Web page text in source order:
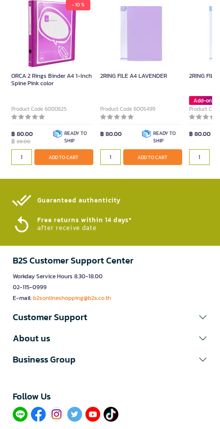
- 10 %
ORCA 2 Rings Binder A4 1-Inch
Spine Pink color
Product Code 6000625
฿ 80.00
฿ 89.00
READY TO
SHIP
ADD TO CART
2RING FILE A4 LAVENDER
Product Code 6005499
฿ 80.00
READY TO
SHIP
ADD TO CART
2RING
Add-on
Product
฿ 80.00
Guaranteed authenticity​
Free returns within 14 days*
after receive date
B2S Customer Support Center
Workday Service Hours 8.30-18.00
02-115-0999
E-mail:b2sonlineshopping@b2s.co.th
Customer Support
About us
Business Group
Follow Us​